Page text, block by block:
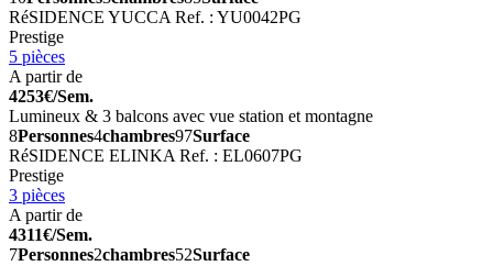
RéSIDENCE YUCCA Ref. : YU0042PG
Prestige
5 pièces
A partir de
4253€/Sem.
Lumineux & 3 balcons avec vue station et montagne
8Personnes4chambres97Surface
RéSIDENCE ELINKA Ref. : EL0607PG
Prestige
3 pièces
A partir de
4311€/Sem.
7Personnes2chambres52Surface